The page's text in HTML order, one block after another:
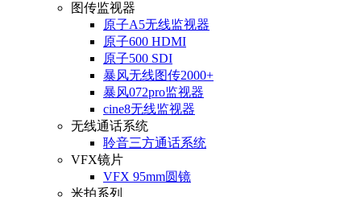
图传监视器
原子A5无线监视器
原子600 HDMI
原子500 SDI
暴风无线图传2000+
暴风072pro监视器
cine8无线监视器
无线通话系统
聆音三方通话系统
VFX镜片
VFX 95mm圆镜
米拍系列